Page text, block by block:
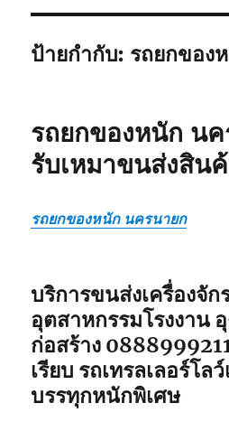
ป้ายกำกับ: รถยกของ
รถยกของหนัก น
รับเหมาขนส่งสิน
รถยกของหนัก นครนายก
บริการขนส่งเครื่องจั
อุตสาหกรรมโรงงาน
ก่อสร้าง
เรียบ รถเทรลเลอร์โล
บรรทุกหนักพิเศษ